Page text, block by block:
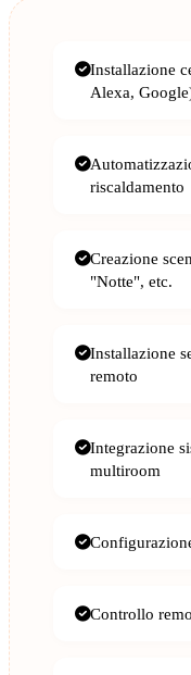
Installazione
Alexa,
riscaldamento
Creazione
"Notte", etc.
Installazione
remoto
Integrazione
multiroom
Controllo